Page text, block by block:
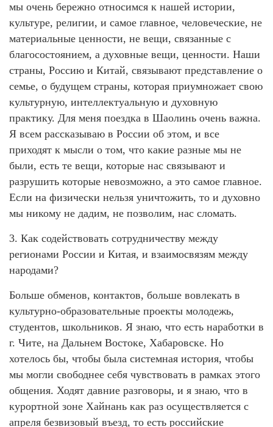
мы очень бережно относимся к нашей истории,
культуре, религии, и самое главное, человеческие, не
материальные ценности, не вещи, связанные с
благосостоянием, а духовные вещи, ценности. Наши
страны, Россию и Китай, связывают представление о
семье, о будущем страны, которая приумножает свою
культурную, интеллектуальную и духовную
практику. Для меня поездка в Шаолинь очень важна.
Я всем рассказываю в России об этом, и все
приходят к мысли о том, что какие разные мы не
были, есть те вещи, которые нас связывают и
разрушить которые невозможно, а это самое главное.
Если на физически нельзя уничтожить, то и духовно
мы никому не дадим, не позволим, нас сломать.
3. Как содействовать сотрудничеству между
регионами России и Китая, и взаимосвязям между
народами?
Больше обменов, контактов, больше вовлекать в
культурно-образовательные проекты молодежь,
студентов, школьников. Я знаю, что есть наработки в
г. Чите, на Дальнем Востоке, Хабаровске. Но
хотелось бы, чтобы была системная история, чтобы
мы могли свободнее себя чувствовать в рамках этого
общения. Ходят давние разговоры, и я знаю, что в
курортной зоне Хайнань как раз осуществляется с
апреля безвизовый въезд, то есть российские